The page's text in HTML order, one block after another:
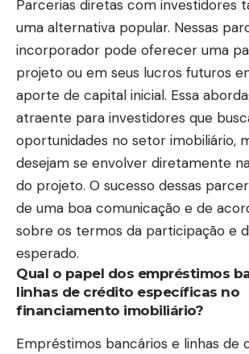
Parcerias diretas com investidores
uma alternativa popular. Nessas
incorporador pode oferecer uma
projeto ou em seus lucros futuros
aporte de capital inicial. Essa
atraente para investidores que
oportunidades no setor imobiliário,
desejam se envolver diretamente
do projeto. O sucesso dessas
de uma boa comunicação e de
sobre os termos da participação e
esperado.
Qual o papel dos empréstimos
linhas de crédito específicas no
financiamento imobiliário?
Empréstimos bancários e linhas de